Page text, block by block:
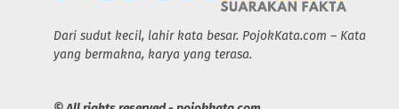
Dari sudut kecil, lahir kata besar. PojokKata.com – Kata
yang bermakna, karya yang terasa.